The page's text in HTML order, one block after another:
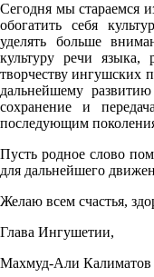
Сегодня мы стараемся
обогатить себя
уделять больше
культуру речи языка,
творчеству ингушских
дальнейшему
сохранение и
последующим
Пусть родное слово
для дальнейшего
Желаю всем счастья,
Глава Ингушетии,
Махмуд-Али Калиматов